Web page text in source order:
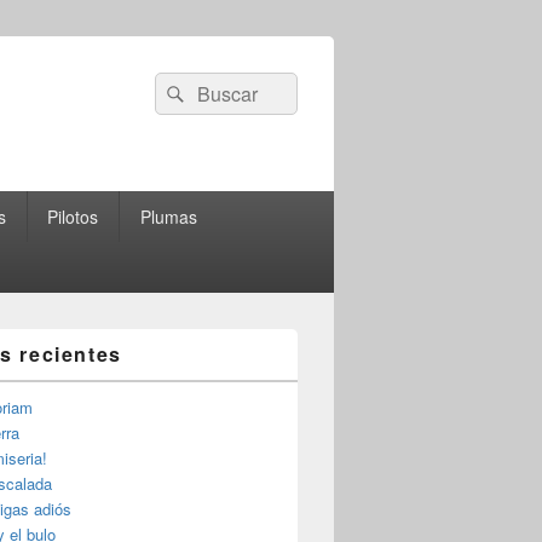
Buscar
por:
Buscar
Pilotos Plumas
recientes
adiós
el bulo